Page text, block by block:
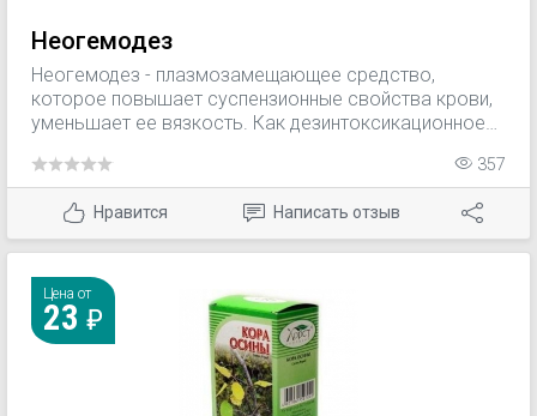
Неогемодез
Неогемодез - плазмозамещающее средство,
которое повышает суспензионные свойства крови,
уменьшает ее вязкость. Как дезинтоксикационное
находятся в кровеносном русле, и выводит их через
почки из организма.
357
Нравится Написать отзыв
Цена от
23